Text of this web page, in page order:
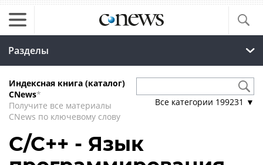
Разделы
Индексная книга (каталог)
CNews*
Получите все материалы
CNews по ключевому слову
Все категории 199231 ▼
C/C++ - Язык